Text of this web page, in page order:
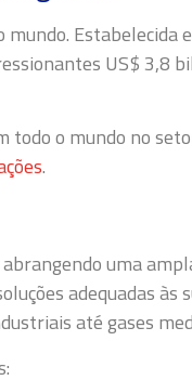
Estabelecida
US$ 3,8
todo o mundo no
.
uma
adequadas às
até gases